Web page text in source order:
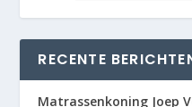
RECENTE
Matrassenkoning Joep